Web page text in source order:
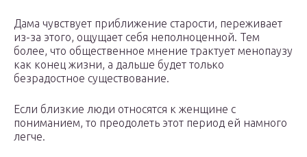
Дама чувствует приближение старости, переживает
из-за этого, ощущает себя неполноценной. Тем
более, что общественное мнение трактует менопаузу
как конец жизни, а дальше будет только
безрадостное существование.
Если близкие люди относятся к женщине с
пониманием, то преодолеть этот период ей намного
легче.